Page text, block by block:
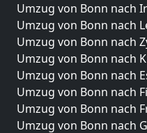
Umzug von Bonn nach
Umzug von Bonn nach
Umzug von Bonn nach
Umzug von Bonn nach
Umzug von Bonn nach
Umzug von Bonn nach
Umzug von Bonn nach
Umzug von Bonn nach